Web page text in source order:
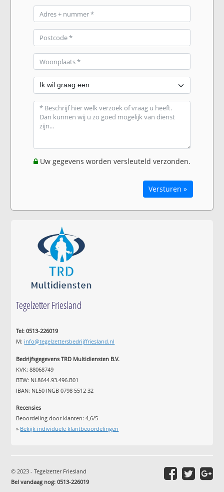
Uw gegevens worden versleuteld verzonden.
Versturen »
Tegelzetter Friesland
Tel: 0513-226019
M: info@tegelzettersbedrijffriesland.nl
Bedrijfsgegevens TRD Multidiensten B.V.
KVK: 88068749
BTW: NL8644.93.496.B01
IBAN: NL50 INGB 0798 5512 32
Recensies
Beoordeling door klanten:4,6/5
» Bekijk individuele klantbeoordelingen
© 2023 - Tegelzetter Friesland
Bel vandaag nog: 0513-226019